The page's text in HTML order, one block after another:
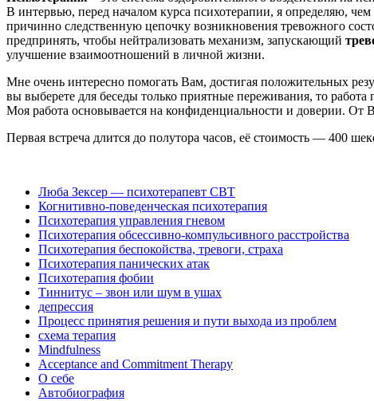
В интервью, перед началом курса психотерапии, я определяю,
причинно следственную цепочку возникновения тревожного
предпринять, чтобы нейтрализовать механизм, запускающий
улучшение взаимоотношений в личной жизни.
Мне очень интересно помогать Вам, достигая положительных
вы выберете для беседы только приятные переживания, то работа
Моя работа основывается на конфиденциальности и доверии. От
Первая встреча длится до полутора часов, её стоимость — 400
Люба Зексер — психотерапевт CBT
Когнитивно-поведенческая психотерапия
Психотерапия управления гневом
Психотерапия обсессивно-компульсивного расстройства
Психотерапия беспокойства, тревоги, страха
Психотерапия панических атак
Психотерапия фобии
Тиннитус – звон или шум в ушах
депрессия
Процесс принятия решения и пути выхода из проблем
схема терапия
Mindfulness
Acceptance and Commitment Therapy
О себе
Автобиография